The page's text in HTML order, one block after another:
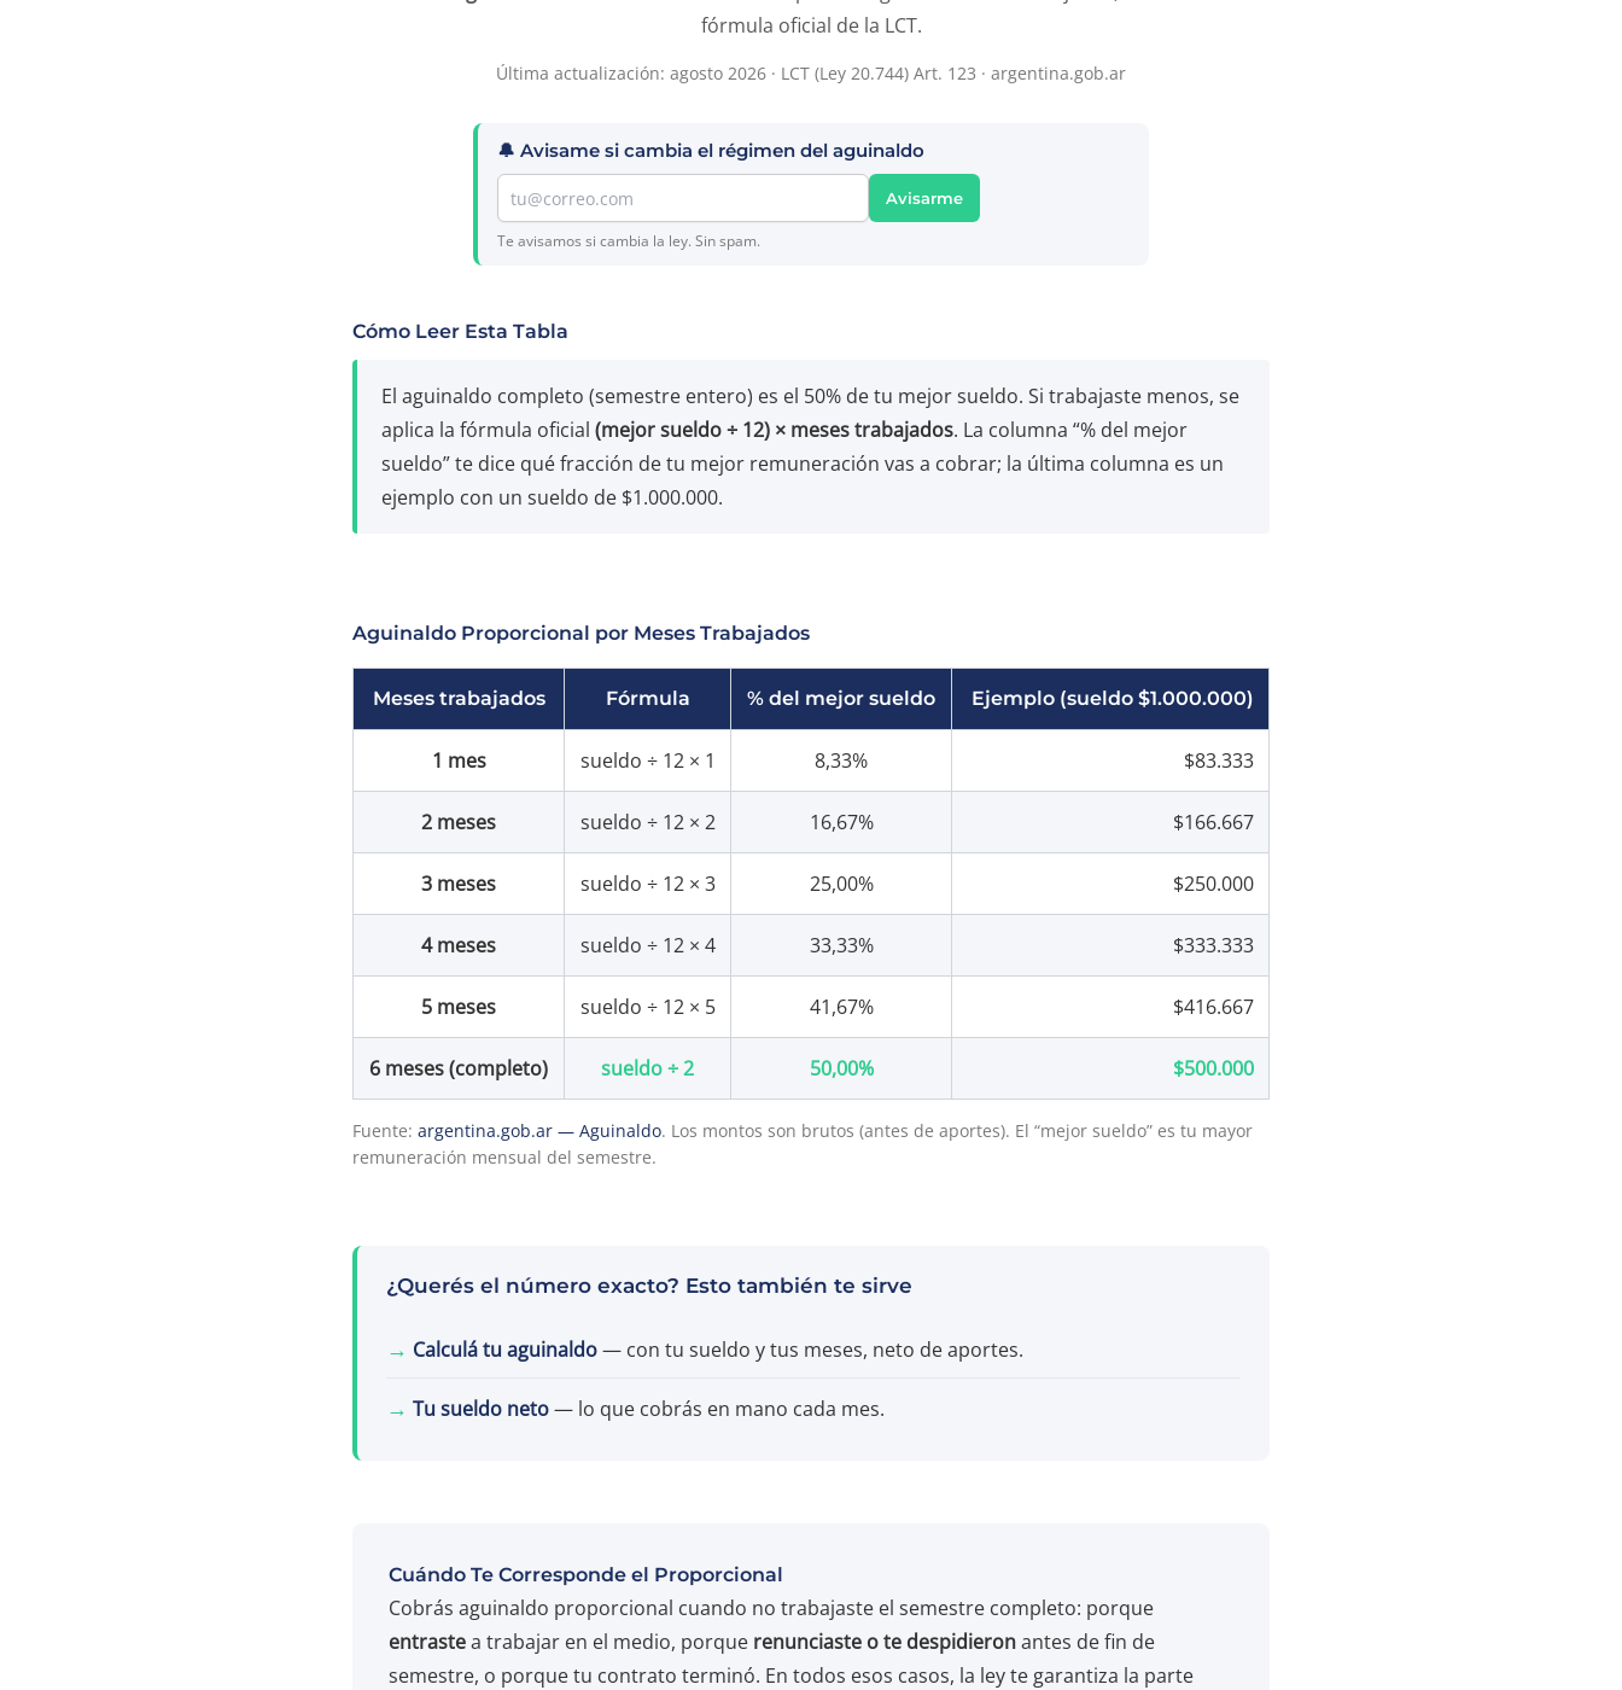
fórmula oficial de la LCT.
Última actualización: agosto 2026 · LCT (Ley 20.744) Art. 123 · argentina.gob.ar
🔔 Avisame si cambia el régimen del aguinaldo
Avisarme
Te avisamos si cambia la ley. Sin spam.
Cómo Leer Esta Tabla
El aguinaldo completo (semestre entero) es el 50% de tu mejor sueldo. Si trabajaste menos, se
aplica la fórmula oficial (mejor sueldo ÷ 12) × meses trabajados. La columna “% del mejor
sueldo” te dice qué fracción de tu mejor remuneración vas a cobrar; la última columna es un
ejemplo con un sueldo de $1.000.000.
Aguinaldo Proporcional por Meses Trabajados
Meses trabajados Fórmula % del mejor sueldo Ejemplo (sueldo $1.000.000)
1 mes sueldo ÷ 12 × 1 8,33% $83.333
2 meses sueldo ÷ 12 × 2 16,67% $166.667
3 meses sueldo ÷ 12 × 3 25,00% $250.000
4 meses sueldo ÷ 12 × 4 33,33% $333.333
5 meses sueldo ÷ 12 × 5 41,67% $416.667
6 meses (completo) sueldo ÷ 2 50,00% $500.000
Fuente: argentina.gob.ar — Aguinaldo. Los montos son brutos (antes de aportes). El “mejor sueldo” es tu mayor
remuneración mensual del semestre.
¿Querés el número exacto? Esto también te sirve
→ Calculá tu aguinaldo— con tu sueldo y tus meses, neto de aportes.
→ Tu sueldo neto— lo que cobrás en mano cada mes.
Cuándo Te Corresponde el Proporcional
Cobrás aguinaldo proporcional cuando no trabajaste el semestre completo: porque
entrastea trabajar en el medio, porque renunciaste o te despidieronantes de fin de
semestre, o porque tu contrato terminó. En todos esos casos, la ley te garantiza la parte